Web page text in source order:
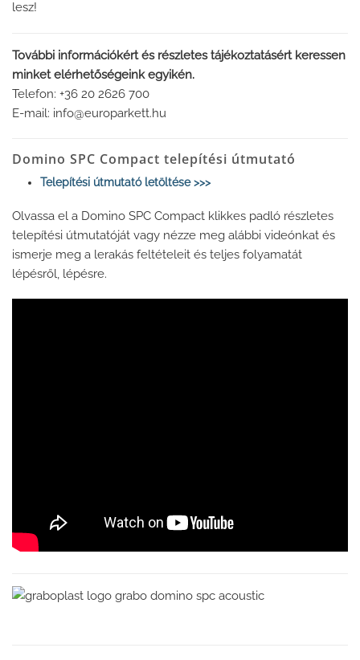
lesz!
További információkért és részletes tájékoztatásért keressen
minket elérhetőségeink egyikén.
Telefon: +36 20 2626 700
E-mail: info@europarkett.hu
Domino SPC Compact telepítési útmutató
Telepítési útmutató letöltése >>>
Olvassa el a Domino SPC Compact klikkes padló részletes
telepítési útmutatóját vagy nézze meg alábbi videónkat és
ismerje meg a lerakás feltételeit és teljes folyamatát
lépésről, lépésre.